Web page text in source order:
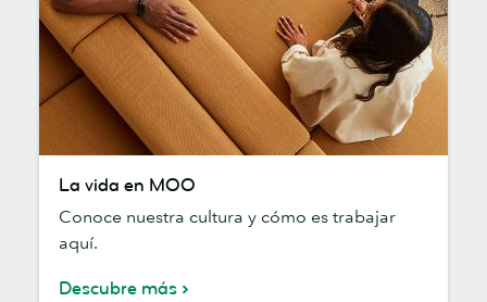
vida
MOO
La vida en MOO
Conoce nuestra cultura y cómo es trabajar
aquí.
Descubre más